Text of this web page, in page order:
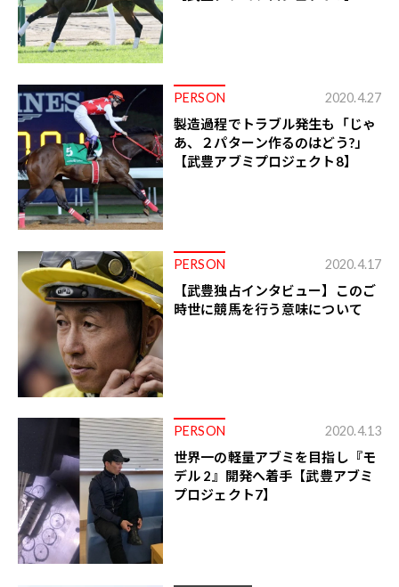
PERSON 2020.4.27
製造過程でトラブル発生も「じゃ
あ、２パターン作るのはどう?」
【武豊アブミプロジェクト8】
PERSON 2020.4.17
【武豊独占インタビュー】このご
時世に競馬を行う意味について
PERSON 2020.4.13
世界一の軽量アブミを目指し『モ
デル 2』開発へ着手【武豊アブミ
プロジェクト7】